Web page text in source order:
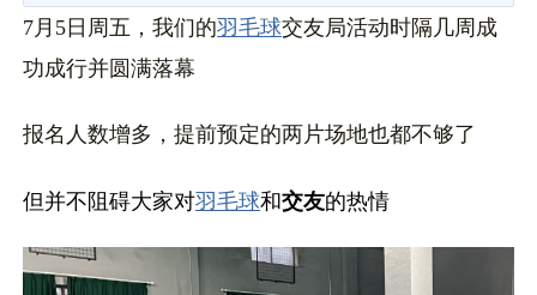
7月5日周五，我们的羽毛球交友局活动时隔几周成
功成行并圆满落幕
报名人数增多，提前预定的两片场地也都不够了
但并不阻碍大家对羽毛球和交友的热情